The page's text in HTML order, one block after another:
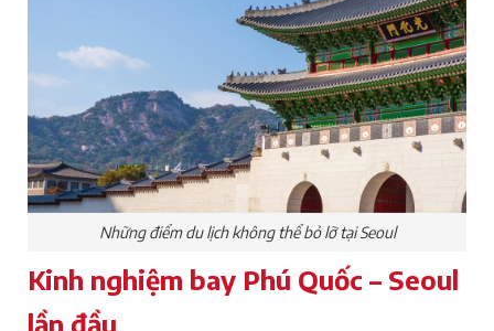
Những điểm du lịch không thể bỏ lỡ tại Seoul
Kinh nghiệm bay Phú Quốc – Seoul
lần đầu